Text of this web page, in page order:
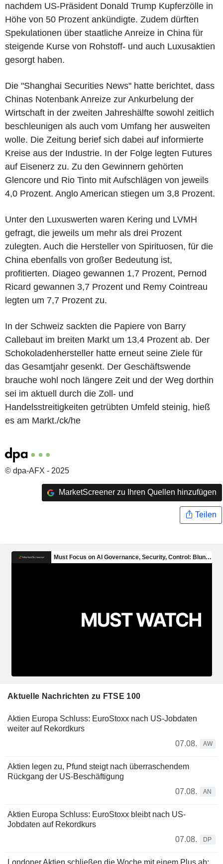
nachdem US-Präsident Donald Trump Kupferzölle in
Höhe von 50 Prozent ankündigte. Zudem dürften
Spekulationen über staatliche Anreize in China für
steigende Kurse von Rohstoff- und auch Luxusaktien
gesorgt haben.
Die "Shanghai Securities News" hatte berichtet, dass
Chinas Notenbank Anreize zur Ankurbelung der
Wirtschaft in der zweiten Jahreshälfte sowohl zeitlich
beschleunigen als auch vom Umfang her ausweiten
wolle. Die Zeitung berief sich dabei auf informierte
Kreise aus der Industrie. In der Folge legten Futures
auf Eisenerz zu. Zu den Gewinnern gehörten
Glencore und Rio Tinto mit Aufschlägen von jeweils
4,0 Prozent. Anglo American stiegen um 3,8 Prozent.
Unter den Luxuswerten waren Kering und LVMH
gefragt, die jeweils um mehr als drei Prozent
zulegten. Auch die Hersteller von Spirituosen, für die
China ebenfalls von großer Bedeutung ist,
profitierten. Diageo gewannen 1,7 Prozent, Pernod
Ricard gewannen 3,7 Prozent und Remy Cointreau
legten um 7,7 Prozent zu.
In der Schweiz sackten die Papiere von Barry
Callebaut im breiten Markt um 13,4 Prozent ab. Der
Schokoladenhersteller hatte erneut seine Ziele für
das Gesamtjahr gesenkt. Der Geschäftswende
brauche wohl noch längere Zeit und der Weg dorthin
sei im aktuell durch die Zoll- und
Handelsstreitigkeiten getrübten Umfeld steinig, hieß
es am Markt./ck/he
© dpa-AFX - 2025
MarketScreener zu Ihren Quellen hinzufügen
Teilen
Aktuelle Nachrichten zu FTSE 100
Aktien Europa Schluss: EuroStoxx nach US-Jobdaten
weiter auf Rekordkurs
07.08.
AW
Aktien legen zu, Pfund steigt nach überraschendem
Rückgang der US-Beschäftigung
07.08.
AN
Aktien Europa Schluss: EuroStoxx bleibt nach US-
Jobdaten auf Rekordkurs
07.08.
DP
Londoner Aktien schließen die Woche mit einem Plus ab;